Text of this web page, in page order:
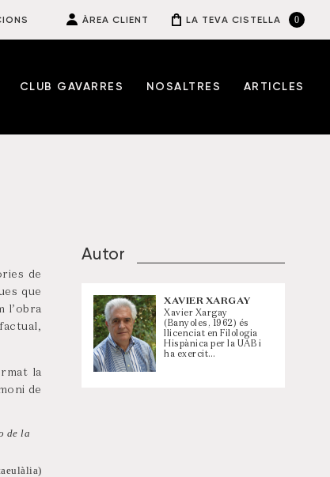
ÀREA CLIENT LA TEVA CISTELLA 0
CLUB GAVARRES NOSALTRES ARTICLES
de
que
l’obra
la
de
de la
Autor
XAVIER XARGAY
Xavier Xargay
(Banyoles, 1962) és
llicenciat en Filologia
Hispànica per la UAB i
ha exercit…